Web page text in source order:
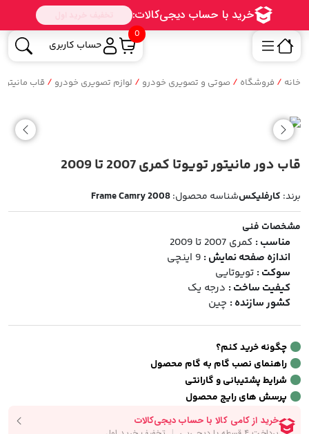
0
حساب کاربری
خانه / فروشگاه / صوتی و تصویری خودرو / لوازم تصویری خودرو / قاب
قاب دور مانیتور تویوتا کمری 2007 تا 2009
برند: کارفلیکسشناسه محصول:Frame Camry 2008
مشخصات فنی
مناسب : کمری 2007 تا 2009
اندازه صفحه نمایش : 9 اینچی
سوکت : تویوتایی
کیفیت ساخت : درجه یک
کشور سازنده : چین
چگونه خرید کنم؟
راهنمای نصب گام به گام محصول
شرایط پشتیبانی و گارانتی
پرسش های رایج محصول